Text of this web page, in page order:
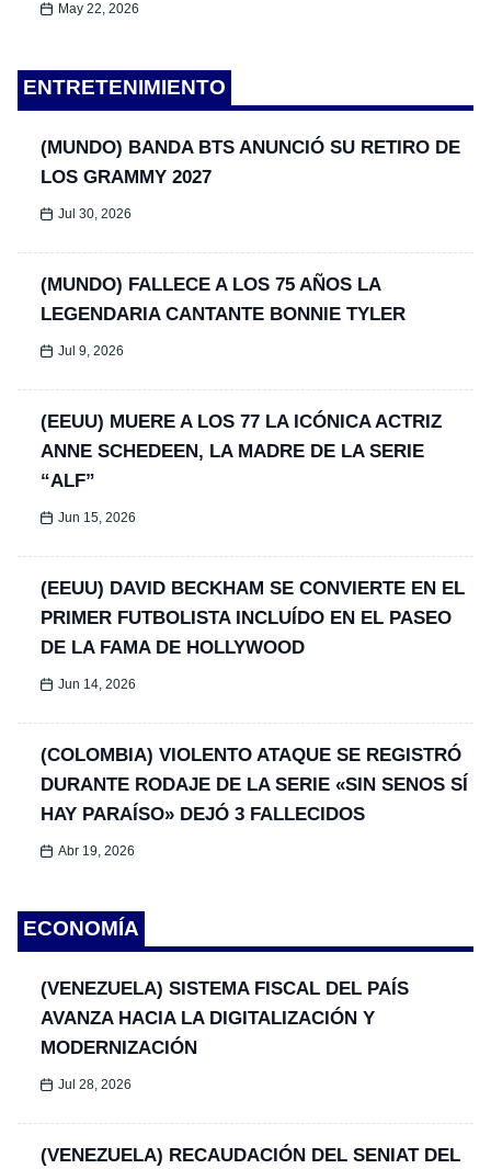
May 22, 2026
ENTRETENIMIENTO
(MUNDO) BANDA BTS ANUNCIÓ SU RETIRO DE
LOS GRAMMY 2027
Jul 30, 2026
(MUNDO) FALLECE A LOS 75 AÑOS LA
LEGENDARIA CANTANTE BONNIE TYLER
Jul 9, 2026
(EEUU) MUERE A LOS 77 LA ICÓNICA ACTRIZ
ANNE SCHEDEEN, LA MADRE DE LA SERIE
“ALF”
Jun 15, 2026
(EEUU) DAVID BECKHAM SE CONVIERTE EN EL
PRIMER FUTBOLISTA INCLUÍDO EN EL PASEO
DE LA FAMA DE HOLLYWOOD
Jun 14, 2026
(COLOMBIA) VIOLENTO ATAQUE SE REGISTRÓ
DURANTE RODAJE DE LA SERIE «SIN SENOS SÍ
HAY PARAÍSO» DEJÓ 3 FALLECIDOS
Abr 19, 2026
ECONOMÍA
(VENEZUELA) SISTEMA FISCAL DEL PAÍS
AVANZA HACIA LA DIGITALIZACIÓN Y
MODERNIZACIÓN
Jul 28, 2026
(VENEZUELA) RECAUDACIÓN DEL SENIAT DEL